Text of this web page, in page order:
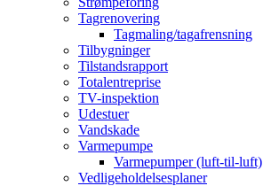
Tagrenovering
Tagmaling/tagafrensning
Tilbygninger
Tilstandsrapport
Totalentreprise
TV-inspektion
Udestuer
Vandskade
Varmepumpe
Varmepumper (luft-til-luft)
Vedligeholdelsesplaner